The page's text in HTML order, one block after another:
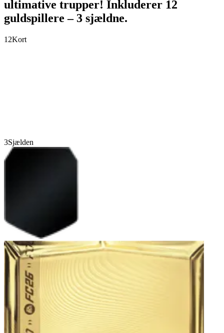
ultimative trupper! Inkluderer 12
guldspillere – 3 sjældne.
12Kort
3Sjælden